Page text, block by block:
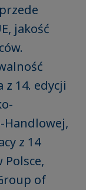
jakość
14. edycji
Handlowej,
z 14
of